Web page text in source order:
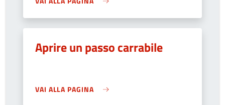
Aprire un passo carrabile
VAI ALLA PAGINA